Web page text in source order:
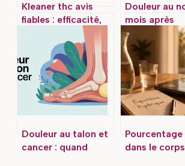
Kleaner thc avis
fiables : efficacité,
alternatives légales
Douleur au
mois après
coelioscopie
qui est
inquiétant
Douleur au talon et
cancer : quand
Pourcentage
dans le